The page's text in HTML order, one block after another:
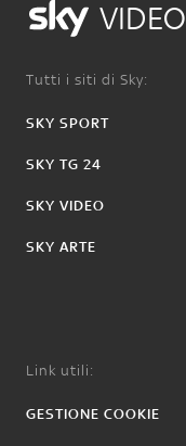
VIDEO
Tutti i siti di Sky:
SKY SPORT
SKY TG 24
SKY VIDEO
SKY ARTE
Link utili:
GESTIONE COOKIE